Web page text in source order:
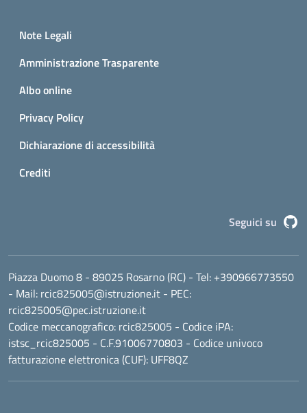
Small prints
Note Legali
Amministrazione Trasparente
Albo online
Privacy Policy
Dichiarazione di accessibilità
Crediti
Seguici su
Piazza Duomo 8 - 89025 Rosarno (RC) - Tel: +390966773550
- Mail: rcic825005@istruzione.it - PEC:
rcic825005@pec.istruzione.it
Codice meccanografico: rcic825005 - Codice iPA:
istsc_rcic825005 - C.F.91006770803 - Codice univoco
fatturazione elettronica (CUF): UFF8QZ